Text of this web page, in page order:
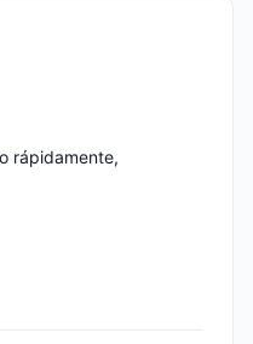
rápidamente,